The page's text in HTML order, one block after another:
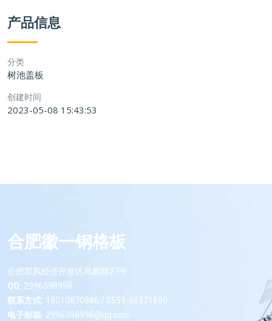
产品信息
分类
树池盖板
创建时间
2023-05-08 15:43:53
合肥徽一钢格板
合肥双凤经济开发区凤麟路27号
QQ: 2996398998
联系方式: 18010870886 / 0551-66371680
电子邮箱: 2996398998@qq.com